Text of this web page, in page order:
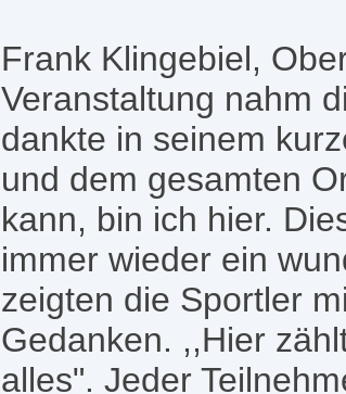
Frank Klingebiel,
Veranstaltung nahm
dankte in seinem
und dem gesamten
kann, bin ich hier.
immer wieder ein
zeigten die Sportler
Gedanken. ,,Hier
alles". Jeder